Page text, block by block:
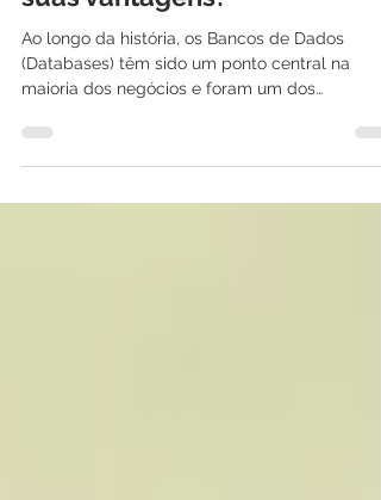
suas vantagens?
Ao longo da história, os Bancos de Dados
maioria dos negócios e foram um dos